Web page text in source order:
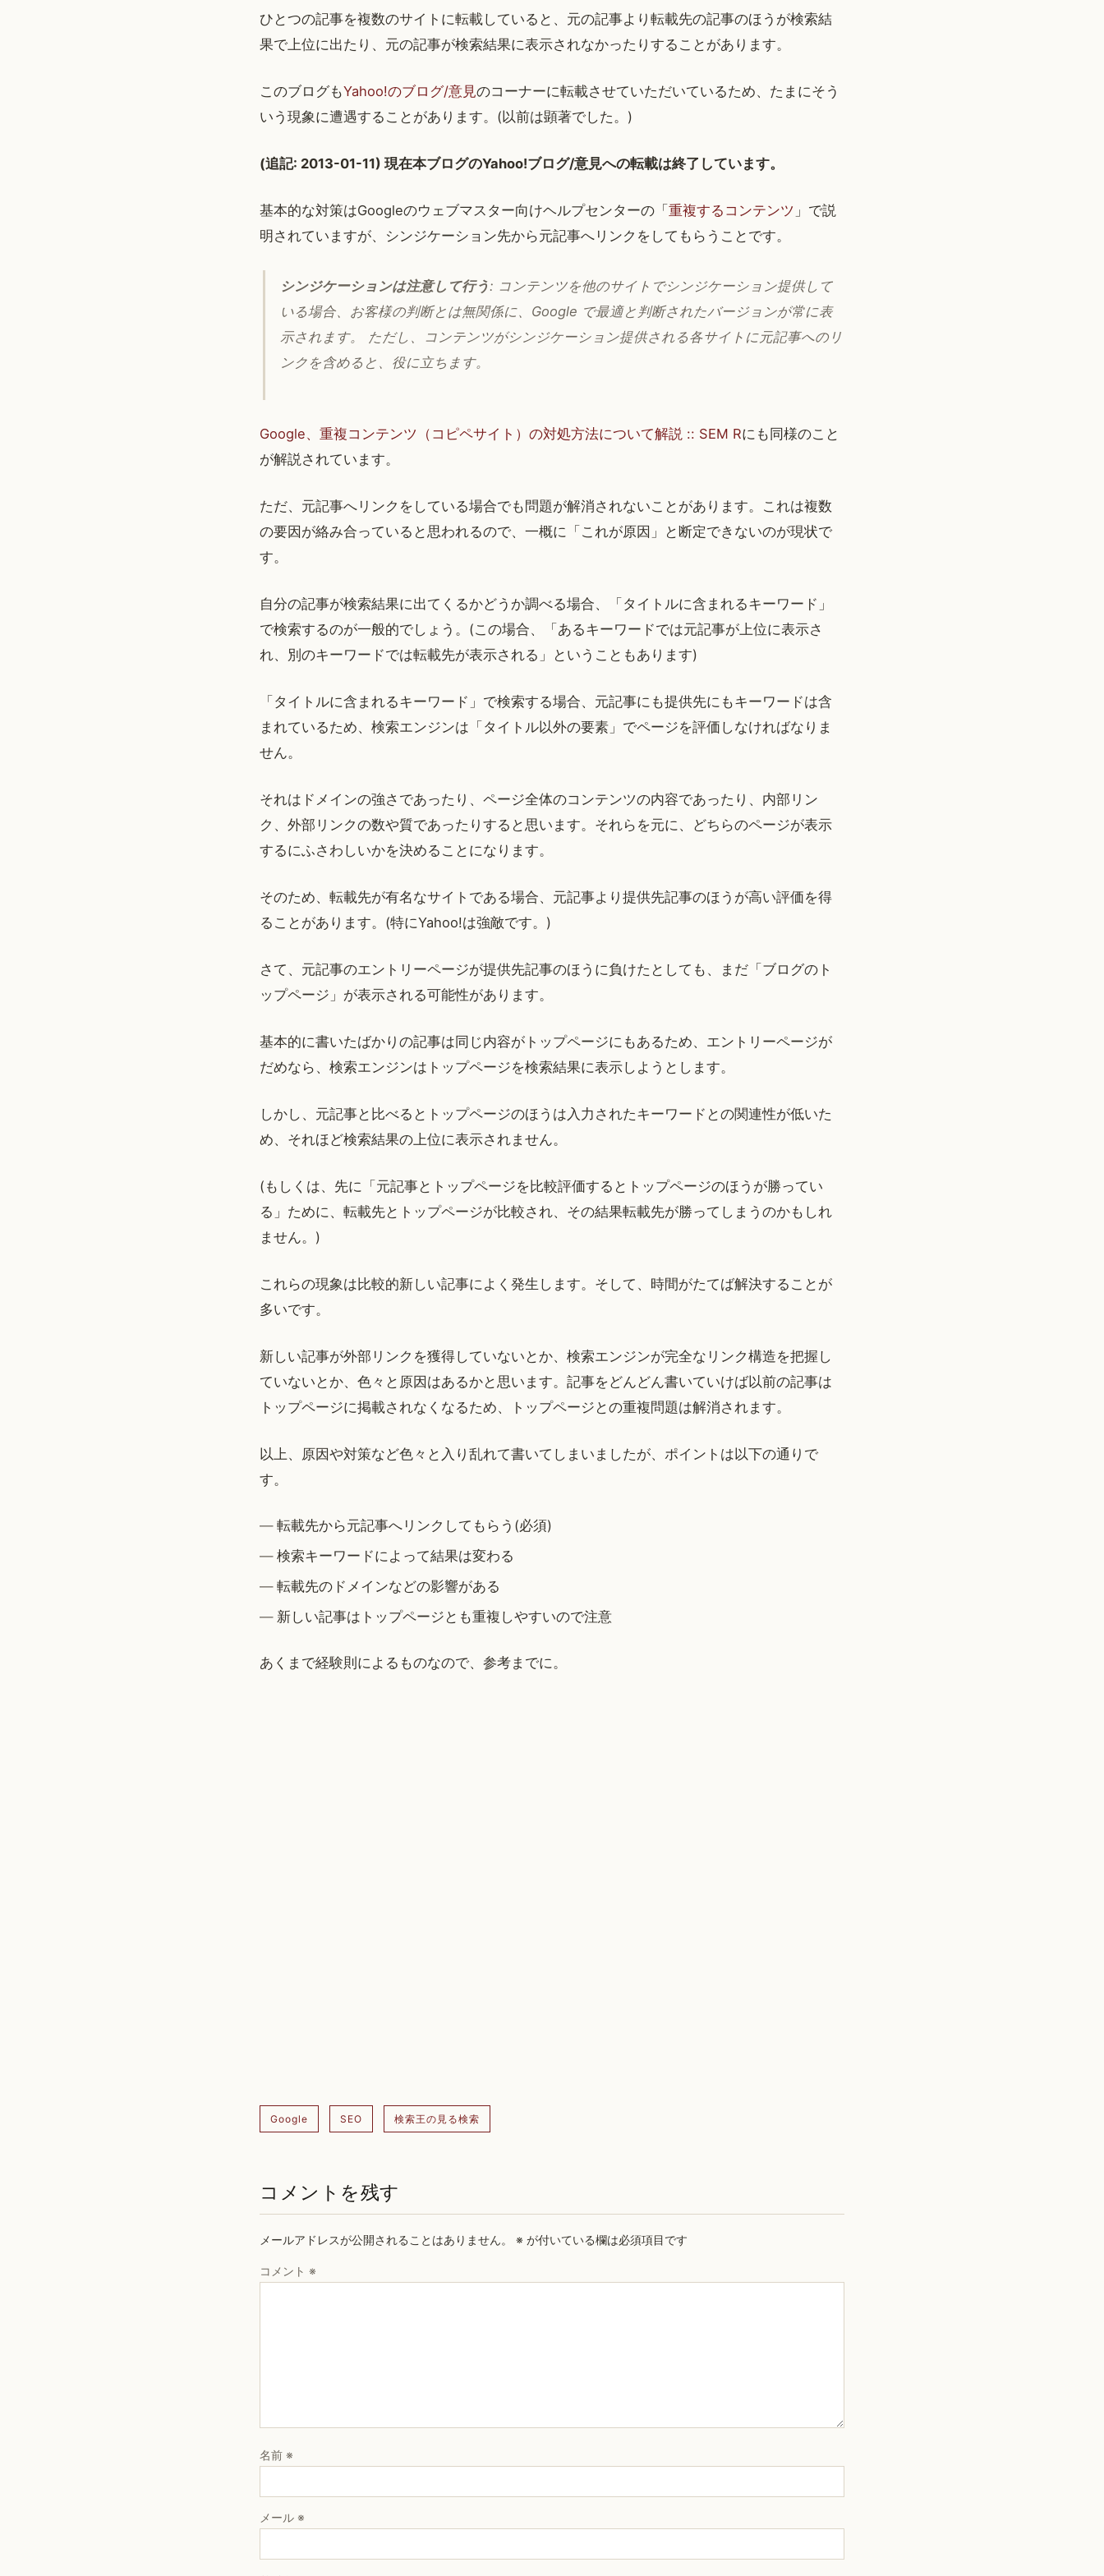
ひとつの記事を複数のサイトに転載していると、元の記事より転載先の記事のほうが検索結
果で上位に出たり、元の記事が検索結果に表示されなかったりすることがあります。
このブログもYahoo!のブログ/意見のコーナーに転載させていただいているため、たまにそう
いう現象に遭遇することがあります。(以前は顕著でした。)
(追記: 2013-01-11) 現在本ブログのYahoo!ブログ/意見への転載は終了しています。
基本的な対策はGoogleのウェブマスター向けヘルプセンターの「 重複するコンテンツ 」で説
明されていますが、シンジケーション先から元記事へリンクをしてもらうことです。
シンジケーションは注意して行う: コンテンツを他のサイトでシンジケーション提供して
いる場合、お客様の判断とは無関係に、Google で最適と判断されたバージョンが常に表
示されます。 ただし、コンテンツがシンジケーション提供される各サイトに元記事へのリ
ンクを含めると、役に立ちます。
Google、重複コンテンツ（コピペサイト）の対処方法について解説 :: SEM Rにも同様のこと
が解説されています。
ただ、元記事へリンクをしている場合でも問題が解消されないことがあります。これは複数
の要因が絡み合っていると思われるので、一概に「これが原因」と断定できないのが現状で
す。
自分の記事が検索結果に出てくるかどうか調べる場合、「タイトルに含まれるキーワード」
で検索するのが一般的でしょう。(この場合、「あるキーワードでは元記事が上位に表示さ
れ、別のキーワードでは転載先が表示される」ということもあります)
「タイトルに含まれるキーワード」で検索する場合、元記事にも提供先にもキーワードは含
まれているため、検索エンジンは「タイトル以外の要素」でページを評価しなければなりま
せん。
それはドメインの強さであったり、ページ全体のコンテンツの内容であったり、内部リン
ク、外部リンクの数や質であったりすると思います。それらを元に、どちらのページが表示
するにふさわしいかを決めることになります。
そのため、転載先が有名なサイトである場合、元記事より提供先記事のほうが高い評価を得
ることがあります。(特にYahoo!は強敵です。)
さて、元記事のエントリーページが提供先記事のほうに負けたとしても、まだ「ブログのト
ップページ」が表示される可能性があります。
基本的に書いたばかりの記事は同じ内容がトップページにもあるため、エントリーページが
だめなら、検索エンジンはトップページを検索結果に表示しようとします。
しかし、元記事と比べるとトップページのほうは入力されたキーワードとの関連性が低いた
め、それほど検索結果の上位に表示されません。
(もしくは、先に「元記事とトップページを比較評価するとトップページのほうが勝ってい
る」ために、転載先とトップページが比較され、その結果転載先が勝ってしまうのかもしれ
ません。)
これらの現象は比較的新しい記事によく発生します。そして、時間がたてば解決することが
多いです。
新しい記事が外部リンクを獲得していないとか、検索エンジンが完全なリンク構造を把握し
ていないとか、色々と原因はあるかと思います。記事をどんどん書いていけば以前の記事は
トップページに掲載されなくなるため、トップページとの重複問題は解消されます。
以上、原因や対策など色々と入り乱れて書いてしまいましたが、ポイントは以下の通りで
す。
転載先から元記事へリンクしてもらう(必須)
検索キーワードによって結果は変わる
転載先のドメインなどの影響がある
新しい記事はトップページとも重複しやすいので注意
あくまで経験則によるものなので、参考までに。
Google SEO 検索王の見る検索
コメントを残す
メールアドレスが公開されることはありません。 ※ が付いている欄は必須項目です
コメント ※
名前 ※
メール ※